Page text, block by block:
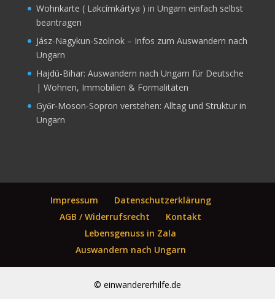
Wohnkarte ( Lakcímkártya ) in Ungarn einfach selbst
beantragen
Jász-Nagykun-Szolnok – Infos zum Auswandern nach
Ungarn
Hajdú-Bihar: Auswandern nach Ungarn für Deutsche
| Wohnen, Immobilien & Formalitäten
Győr‑Moson‑Sopron verstehen: Alltag und Struktur in
Ungarn
Impressum
Datenschutzerklärung
AGB / Widerrufsrecht
Kontakt
Lebensgenuss in Zala
Auswandern nach Ungarn
© einwandererhilfe.de